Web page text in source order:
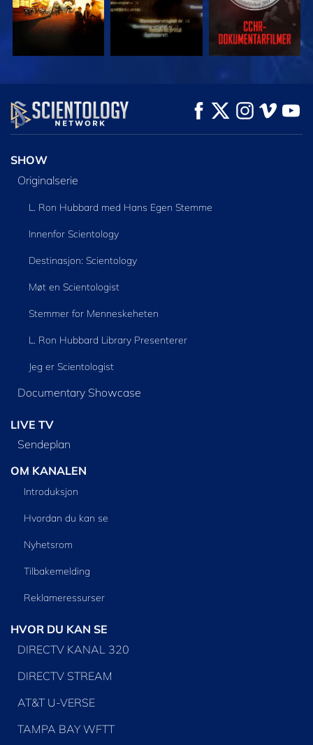
SE UTFORSK SERIEN
SHOW
Originalserie
L. Ron Hubbard med Hans Egen Stemme
Innenfor Scientology
Destinasjon: Scientology
Møt en Scientologist
Stemmer for Menneskeheten
L. Ron Hubbard Library Presenterer
Jeg er Scientologist
Documentary Showcase
LIVE TV
Sendeplan
OM KANALEN
Introduksjon
Hvordan du kan se
Nyhetsrom
Tilbakemelding
Reklameressurser
HVOR DU KAN SE
DIRECTV KANAL 320
DIRECTV STREAM
AT&T U-VERSE
TAMPA BAY WFTT